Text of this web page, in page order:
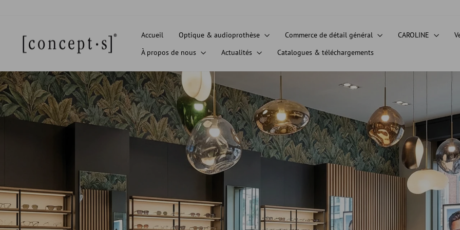
Accueil Optique & audioprothèse Commerce de détail général CAROLINE
À propos de nous
Actualités Catalogues & téléchargements